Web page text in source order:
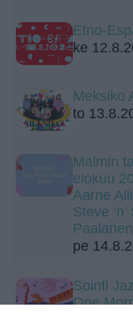
Etno-
ke
Meksiko
to
Malmin
elokuu
Aarne
Steve
pe
Sointi
One